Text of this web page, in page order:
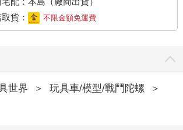
貨：
不限金額免運費
世界 ＞ 玩具車/模型/戰鬥陀螺
＞